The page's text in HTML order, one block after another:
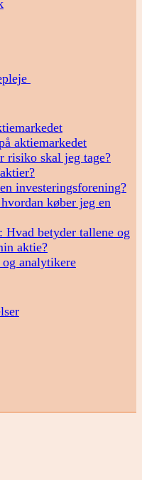
aktiemarkedet
risiko skal jeg tage?
investeringsforening?
køber jeg en
betyder tallene og
aktie?
analytikere